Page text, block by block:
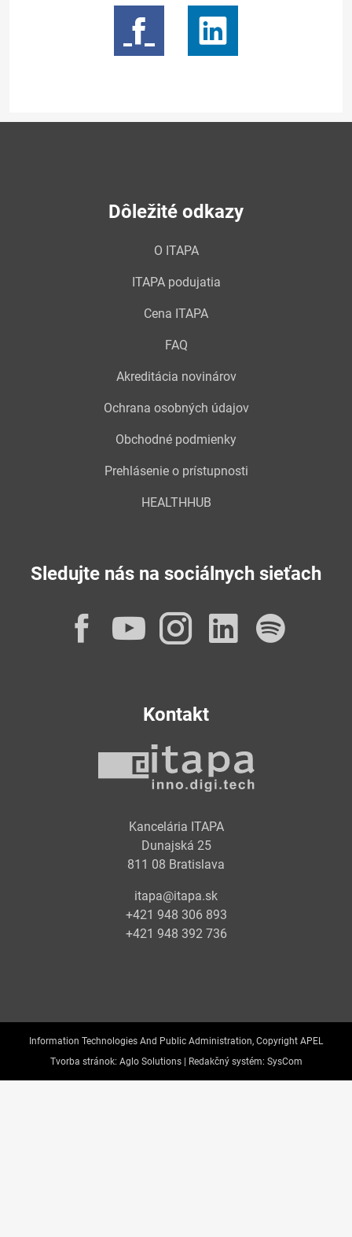
Dôležité odkazy
O ITAPA
ITAPA podujatia
Cena ITAPA
FAQ
Akreditácia novinárov
Ochrana osobných údajov
Obchodné podmienky
Prehlásenie o prístupnosti
HEALTHHUB
Sledujte nás na sociálnych sieťach
Facebook
YouTube
Instagram
Kontakt
Kancelária ITAPA
Dunajská 25
811 08 Bratislava
itapa@itapa.sk
+421 948 306 893
+421 948 392 736
Information Technologies And Public Administration, Copyright APEL
Tvorba stránok: Aglo Solutions | Redakčný systém: SysCom